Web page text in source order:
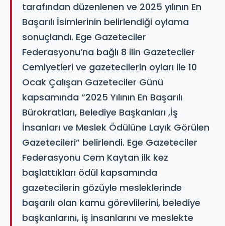
tarafından düzenlenen ve 2025 yılının En
Başarılı İsimlerinin belirlendiği oylama
sonuçlandı. Ege Gazeteciler
Federasyonu’na bağlı 8 ilin Gazeteciler
Cemiyetleri ve gazetecilerin oyları ile 10
Ocak Çalışan Gazeteciler Günü
kapsamında “2025 Yılının En Başarılı
Bürokratları, Belediye Başkanları ,İş
İnsanları ve Meslek Ödülüne Layık Görülen
Gazetecileri” belirlendi. Ege Gazeteciler
Federasyonu Cem Kaytan ilk kez
başlattıkları ödül kapsamında
gazetecilerin gözüyle mesleklerinde
başarılı olan kamu görevlilerini, belediye
başkanlarını, iş insanlarını ve meslekte